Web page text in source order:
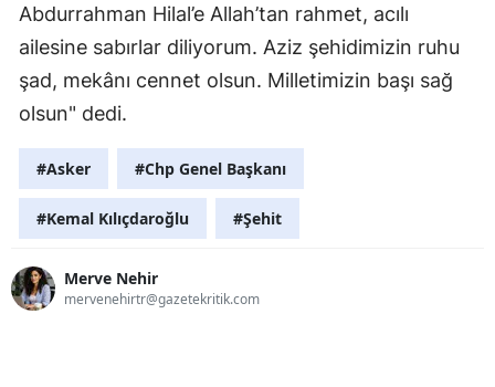
Abdurrahman Hilal’e Allah’tan rahmet, acılı
ailesine sabırlar diliyorum. Aziz şehidimizin ruhu
şad, mekânı cennet olsun. Milletimizin başı sağ
olsun" dedi.
#Asker #Chp Genel Başkanı
#Kemal Kılıçdaroğlu #Şehit
Merve Nehir
mervenehirtr@gazetekritik.com